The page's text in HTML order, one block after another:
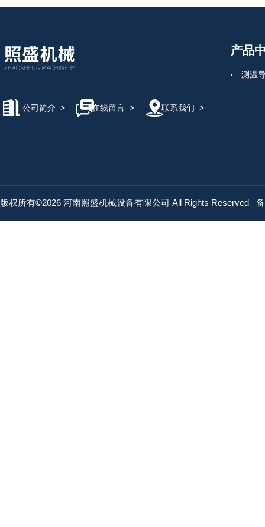
公司简介 > 在线留言 > 联系我们 >
产品
测温
版权所有©2026 河南照盛机械设备有限公司 All Rights Reserved